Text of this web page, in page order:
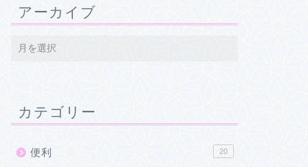
アーカイブ
カテゴリー
便利 20